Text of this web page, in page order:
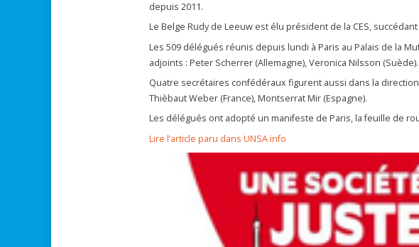
depuis 2011.
Le Belge Rudy de Leeuw est élu président de la CES,
Les 509 délégués réunis depuis lundi à Paris au Palais de la
adjoints : Peter Scherrer (Allemagne), Veronica Nilsson (Suède).
Quatre secrétaires confédéraux figurent aussi dans la direction
Thièbaut Weber (France), Montserrat Mir (Espagne).
Les délégués ont adopté un manifeste de Paris, la feuille de
Lire l’article paru dans UNSA info